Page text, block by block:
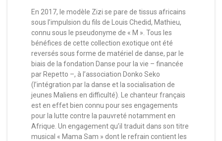
En 2017, le modèle Zizi se pare de tissus africains
sous l’impulsion du fils de Louis Chedid, Mathieu,
connu sous le pseudonyme de « M ». Tous les
bénéfices de cette collection exotique ont été
reversés sous forme de matériel de danse, par le
biais de la fondation Danse pour la vie – financée
par Repetto –, à l’association Donko Seko
(l’intégration par la danse et la socialisation de
jeunes Maliens en difficulté). Le chanteur français
est en effet bien connu pour ses engagements
pour la lutte contre la pauvreté notamment en
Afrique. Un engagement qu’il traduit dans son titre
musical « Mama Sam » dont le refrain contient les